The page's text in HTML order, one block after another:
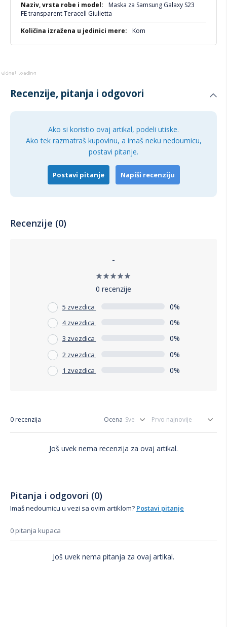
Maska za Samsung Galaxy S23
FE transparent Teracell Giulietta
Kom
Recenzije, pitanja i odgovori
Ako si koristio ovaj artikal, podeli utiske.
Ako tek razmatraš kupovinu, a imaš neku nedoumicu,
postavi pitanje.
Postavi pitanje Napiši recenziju
Recenzije (0)
-
0 recenzije
5 zvezdica 0%
4 zvezdica 0%
3 zvezdica 0%
2 zvezdica 0%
1 zvezdica 0%
0 recenzija Ocena
Još uvek nema recenzija za ovaj artikal.
Pitanja i odgovori (0)
Imaš nedoumicu u vezi sa ovim artiklom? Postavi pitanje
0 pitanja kupaca
Još uvek nema pitanja za ovaj artikal.